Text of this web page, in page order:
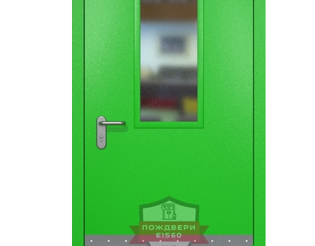
Светопозрачные двери с
Двери с отделкой МДФ ei-60
Двери антипаника ei-60
Дымогазонепрницаемые
Двери ei-60 с отбойником
Двери ei-60 для
Двери ei-60 для
Противопожарные двери со